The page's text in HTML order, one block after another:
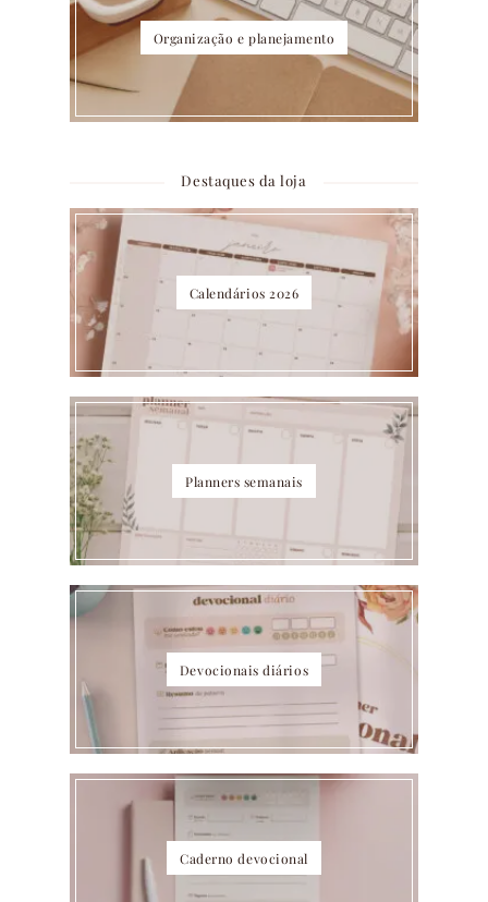
Organização e planejamento
Destaques da loja
Calendários 2026
Planners semanais
Devocionais diários
Caderno devocional